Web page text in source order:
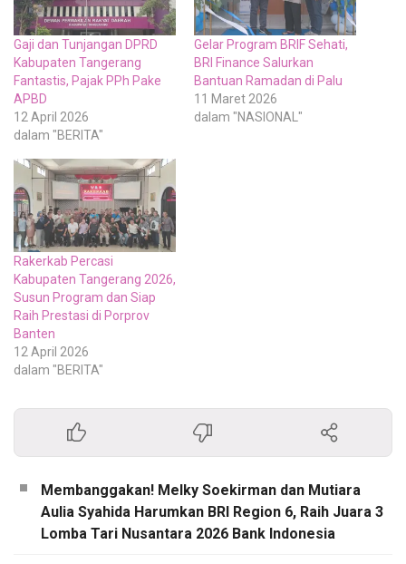
Gaji dan Tunjangan DPRD
Kabupaten Tangerang
Fantastis, Pajak PPh Pake
APBD
12 April 2026
dalam "BERITA"
Gelar Program BRIF Sehati,
BRI Finance Salurkan
Bantuan Ramadan di Palu
11 Maret 2026
dalam "NASIONAL"
Rakerkab Percasi
Kabupaten Tangerang 2026,
Susun Program dan Siap
Raih Prestasi di Porprov
Banten
12 April 2026
dalam "BERITA"
Membanggakan! Melky Soekirman dan Mutiara
Aulia Syahida Harumkan BRI Region 6, Raih Juara 3
Lomba Tari Nusantara 2026 Bank Indonesia